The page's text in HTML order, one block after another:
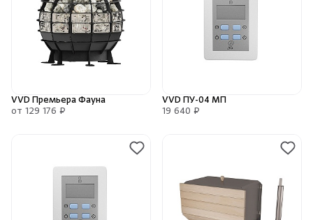
Душевые поддоны и системы слива
Интерьер
Пародушевые
VVD Премьера Фауна
от 129 176 ₽
VVD ПУ-04 МП
19 640 ₽